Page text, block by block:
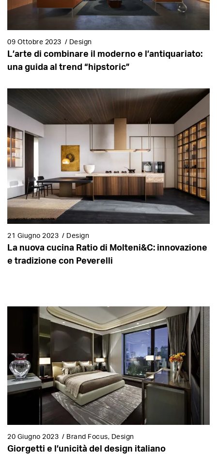
09 Ottobre 2023 / Design
L’arte di combinare il moderno e l’antiquariato:
una guida al trend “hipstoric”
21 Giugno 2023 / Design
La nuova cucina Ratio di Molteni&C: innovazione
e tradizione con Peverelli
20 Giugno 2023 / Brand Focus, Design
Giorgetti e l’unicità del design italiano